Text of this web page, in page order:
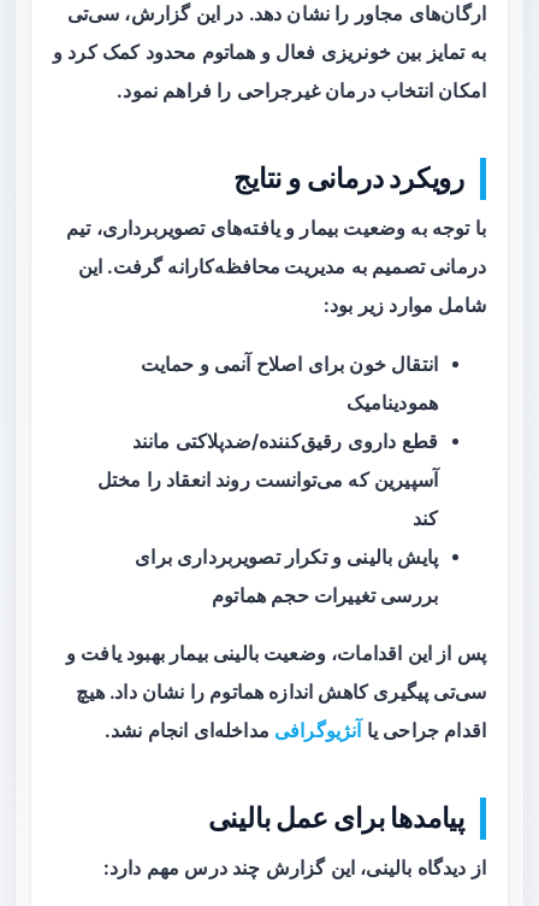
ارگان‌های مجاور را نشان دهد. در این گزارش، سی‌تی
به تمایز بین خونریزی فعال و هماتوم محدود کمک کرد و
امکان انتخاب درمان غیرجراحی را فراهم نمود.
رویکرد درمانی و نتایج
با توجه به وضعیت بیمار و یافته‌های تصویربرداری، تیم
درمانی تصمیم به مدیریت محافظه‌کارانه گرفت. این
شامل موارد زیر بود:
انتقال خون برای اصلاح آنمی و حمایت
همودینامیک
قطع داروی رقیق‌کننده/ضدپلاکتی مانند
آسپیرین که می‌توانست روند انعقاد را مختل
کند
پایش بالینی و تکرار تصویربرداری برای
بررسی تغییرات حجم هماتوم
پس از این اقدامات، وضعیت بالینی بیمار بهبود یافت و
سی‌تی پیگیری کاهش اندازه هماتوم را نشان داد. هیچ
اقدام جراحی یا آنژیوگرافی مداخله‌ای انجام نشد.
پیامدها برای عمل بالینی
از دیدگاه بالینی، این گزارش چند درس مهم دارد: